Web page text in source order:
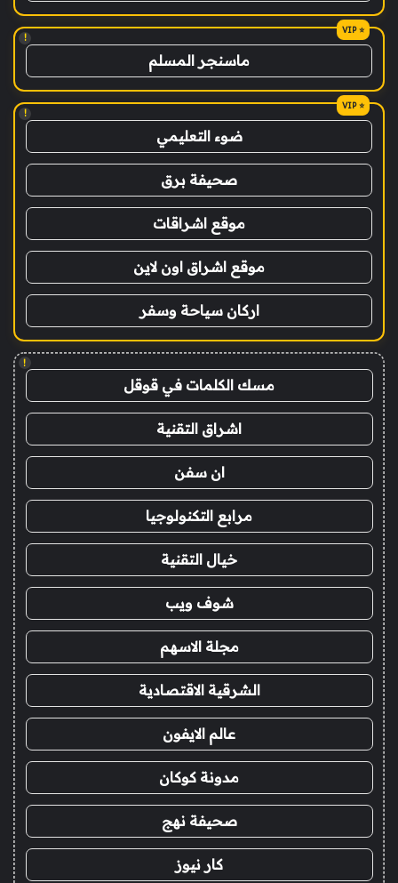
!
ماسنجر المسلم
!
ضوء التعليمي
صحيفة برق
موقع اشراقات
موقع اشراق اون لاين
اركان سياحة وسفر
!
مسك الكلمات في قوقل
اشراق التقنية
ان سفن
مرابع التكنولوجيا
خيال التقنية
شوف ويب
مجلة الاسهم
الشرقية الاقتصادية
عالم الايفون
مدونة كوكان
صحيفة نهج
كار نيوز